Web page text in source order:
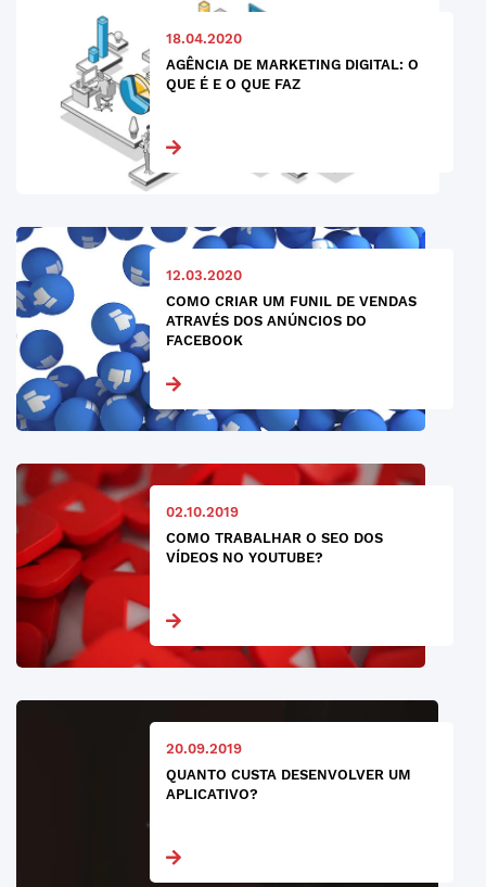
18.04.2020
AGÊNCIA DE MARKETING DIGITAL: O
QUE É E O QUE FAZ
12.03.2020
COMO CRIAR UM FUNIL DE VENDAS
ATRAVÉS DOS ANÚNCIOS DO
FACEBOOK
02.10.2019
COMO TRABALHAR O SEO DOS
VÍDEOS NO YOUTUBE?
20.09.2019
QUANTO CUSTA DESENVOLVER UM
APLICATIVO?